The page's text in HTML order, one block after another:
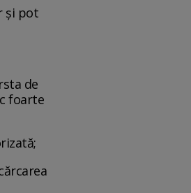
și pot
de
foarte